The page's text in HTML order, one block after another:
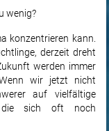
wenig?
konzentrieren kann.
derzeit dreht
werden immer
wir jetzt nicht
auf vielfältige
die sich oft noch